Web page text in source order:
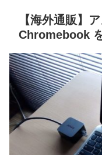
【海外通販】
Chromebook